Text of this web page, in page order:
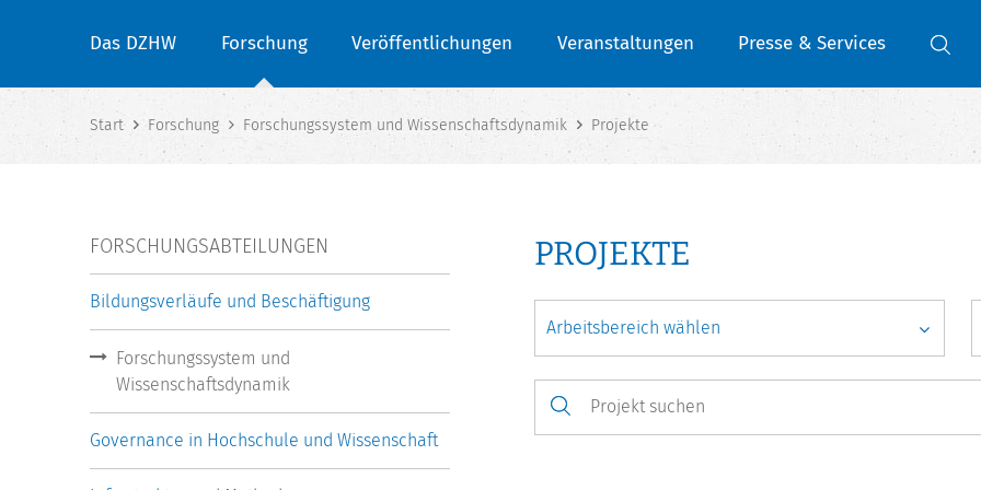
Das DZHW Forschung Veröffentlichungen Veranstaltungen Presse & Services
Start Forschung Forschungssystem und Wissenschaftsdynamik Projekte
PROJEKTE
FORSCHUNGSABTEILUNGEN
Bildungsverläufe und Beschäftigung
Forschungssystem und
Wissenschaftsdynamik
Governance in Hochschule und Wissenschaft